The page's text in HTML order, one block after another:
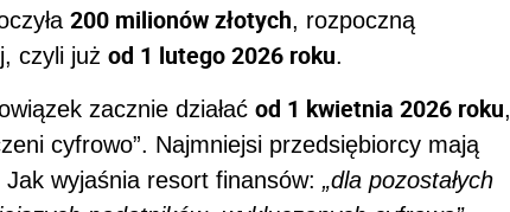
200 milionów złotych, rozpoczną
czyli już od 1 lutego 2026 roku.
zacznie działać od 1 kwietnia 2026 roku,
cyfrowo”. Najmniejsi przedsiębiorcy mają
Jak wyjaśnia resort finansów: „dla pozostałych